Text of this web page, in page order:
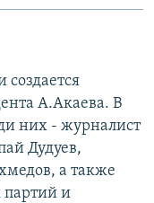
А.Акаева. В
них - журналист
Дудуев,
а также
партий и